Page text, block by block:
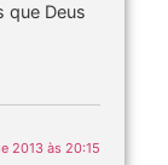
que Deus
2013 às 20:15